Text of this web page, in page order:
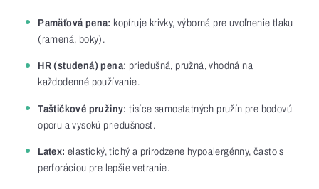
Pamäťová pena: kopíruje krivky, výborná pre uvoľnenie tlaku
(ramená, boky).
HR (studená) pena: priedušná, pružná, vhodná na
každodenné používanie.
Taštičkové pružiny: tisíce samostatných pružín pre bodovú
oporu a vysokú priedušnosť.
Latex: elastický, tichý a prirodzene hypoalergénny, často s
perforáciou pre lepšie vetranie.